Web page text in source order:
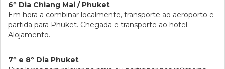
6º Dia Chiang Mai / Phuket
Em hora a combinar localmente, transporte ao aeroporto e
partida para Phuket. Chegada e transporte ao hotel.
Alojamento.
7º e 8º Dia Phuket